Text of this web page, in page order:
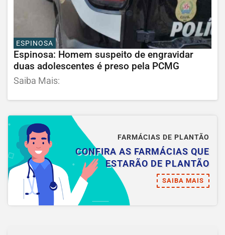
ESPINOSA
Espinosa: Homem suspeito de engravidar
duas adolescentes é preso pela PCMG
Saiba Mais:
FARMÁCIAS DE PLANTÃO
CONFIRA AS FARMÁCIAS QUE
ESTARÃO DE PLANTÃO
SAIBA MAIS